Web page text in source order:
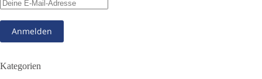
❓ Welche Maßnahmen waren notwendig und welche nicht?
Folgen für Kinder, Familien, Unternehmen und das Vertrauen
in unseren Rechtsstaat?
🟩🟩🟦🟦🟥🟥🟧🟧
Kategorien